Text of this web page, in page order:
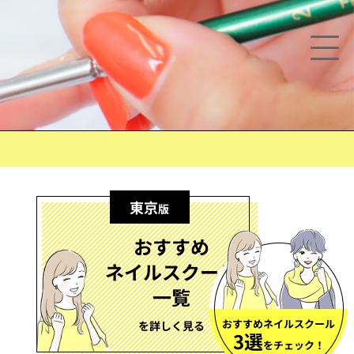
おすすめネイルスクール
3選をチェック！
東京版
おすすめ
ネイルスクール
一覧
を詳しく見る